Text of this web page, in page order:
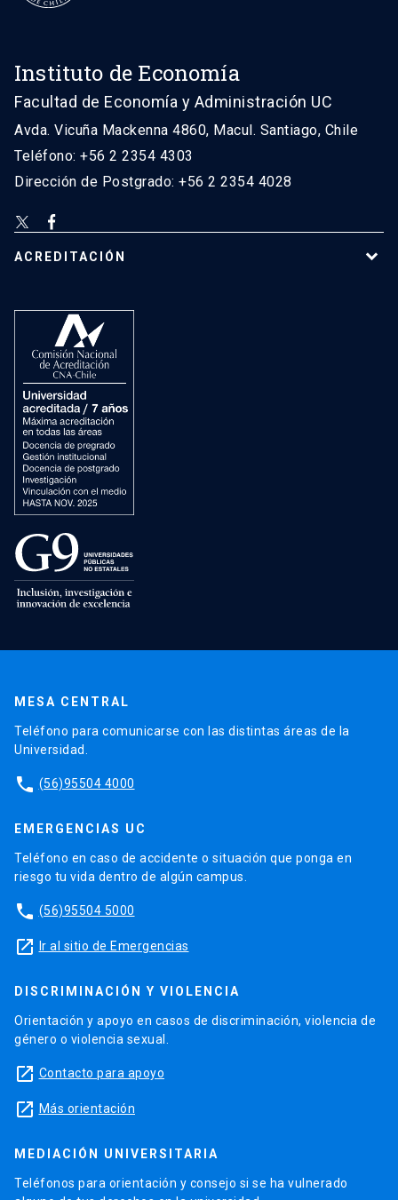
Instituto de Economía
Facultad de Economía y Administración UC
Avda. Vicuña Mackenna 4860, Macul. Santiago, Chile
Teléfono: +56 2 2354 4303
Dirección de Postgrado: +56 2 2354 4028
ACREDITACIÓN
MESA CENTRAL
Teléfono para comunicarse con las distintas áreas de la
Universidad.
phone (56)95504 4000
EMERGENCIAS UC
Teléfono en caso de accidente o situación que ponga en
riesgo tu vida dentro de algún campus.
phone (56)95504 5000
launch Ir al sitio de Emergencias
DISCRIMINACIÓN Y VIOLENCIA
Orientación y apoyo en casos de discriminación, violencia de
género o violencia sexual.
launch Contacto para apoyo
launch Más orientación
MEDIACIÓN UNIVERSITARIA
Teléfonos para orientación y consejo si se ha vulnerado